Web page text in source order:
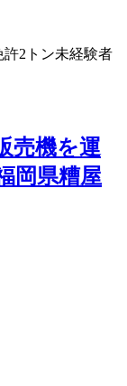
許2トン未経験者
売機を運
岡県糟屋